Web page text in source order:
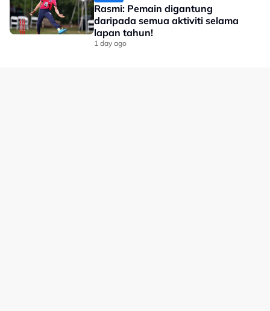
Rasmi: Pemain digantung
daripada semua aktiviti selama
lapan tahun!
1 day ago